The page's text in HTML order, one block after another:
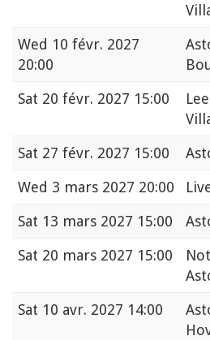
Wed 10 févr. 2027
20:00
Sat 20 févr. 2027 15:00
Sat 27 févr. 2027 15:00
Wed 3 mars 2027 20:00
Sat 13 mars 2027 15:00
Sat 20 mars 2027 15:00
Sat 10 avr. 2027 14:00